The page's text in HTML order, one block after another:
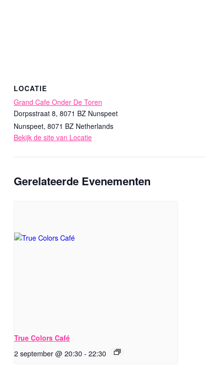
LOCATIE
Grand Cafe Onder De Toren
Dorpsstraat 8, 8071 BZ Nunspeet
Nunspeet, 8071 BZ Netherlands
Bekijk de site van Locatie
Gerelateerde Evenementen
True Colors Café
2 september @ 20:30- 22:30